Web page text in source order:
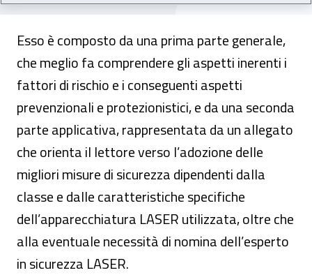
Esso è composto da una prima parte generale,
che meglio fa comprendere gli aspetti inerenti i
fattori di rischio e i conseguenti aspetti
prevenzionali e protezionistici, e da una seconda
parte applicativa, rappresentata da un allegato
che orienta il lettore verso l’adozione delle
migliori misure di sicurezza dipendenti dalla
classe e dalle caratteristiche specifiche
dell’apparecchiatura LASER utilizzata, oltre che
alla eventuale necessità di nomina dell’esperto
in sicurezza LASER.